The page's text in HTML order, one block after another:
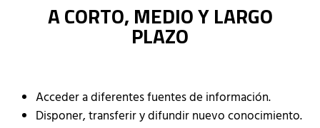
A CORTO, MEDIO Y LARGO
PLAZO
Acceder a diferentes fuentes de información.
Disponer, transferir y difundir nuevo conocimiento.